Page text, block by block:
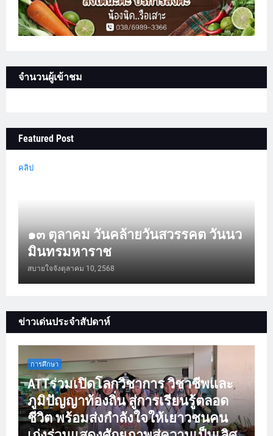
จำนวนผู้เข้าชม
Featured Post
คลิป
๑๓ ตุลาคม วันคล้ายวันสวรรคต วันนว
มินทรมหาราช
สบายใจจังตุลาคม 10, 2568
ข่าวเด่นประจำสัปดาห์
การศึกษา
ATTร่วมเปิดโลกวิชาการ วิชาชีพและ
ภูมิปัญญาท้องถิ่น สู่การเรียนรู้ตลอด
ชีวิต พร้อมส่งกำลังใจให้เยาวชนคน